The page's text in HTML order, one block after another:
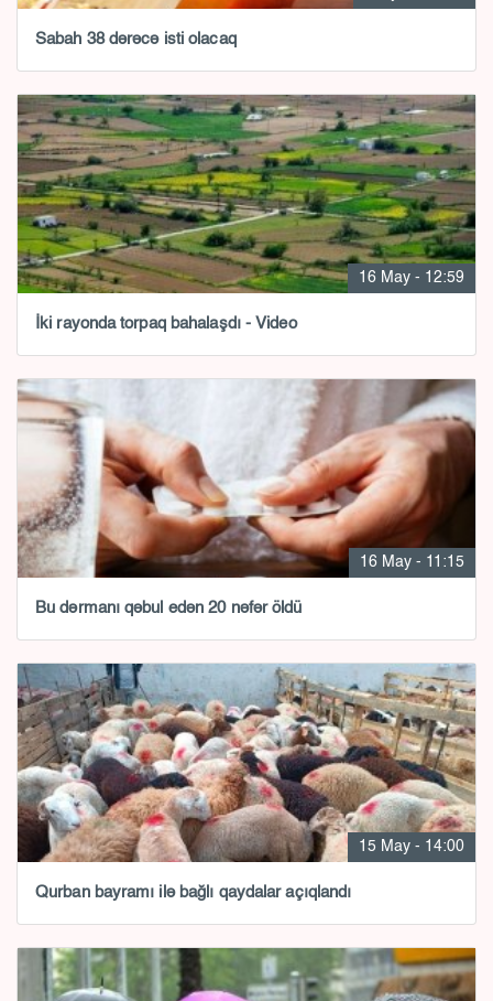
Sabah 38 dərəcə isti olacaq
16 May - 12:59
İki rayonda torpaq bahalaşdı - Video
16 May - 11:15
Bu dərmanı qəbul edən 20 nəfər öldü
15 May - 14:00
Qurban bayramı ilə bağlı qaydalar açıqlandı